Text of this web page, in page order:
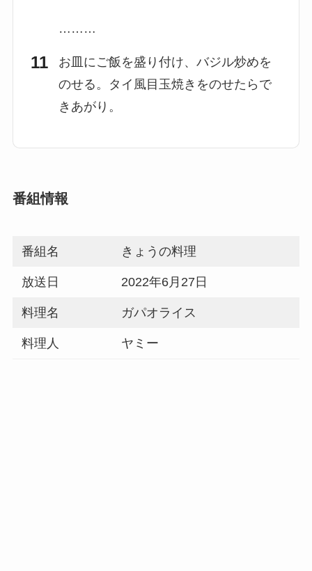
………
お皿にご飯を盛り付け、バジル炒めを
のせる。タイ風目玉焼きをのせたらで
きあがり。
番組情報
番組名 きょうの料理
放送日 2022年6月27日
料理名 ガパオライス
料理人 ヤミー